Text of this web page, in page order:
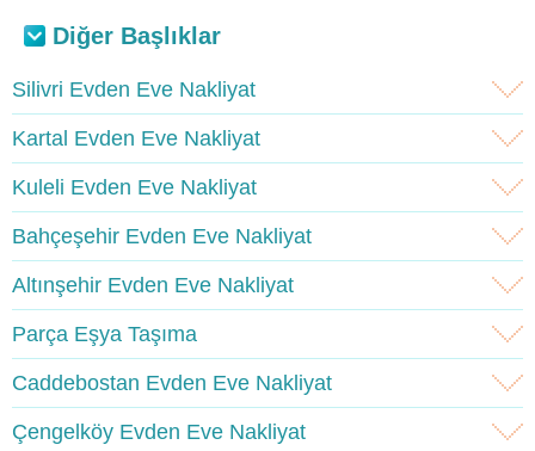
Diğer Başlıklar
Silivri Evden Eve Nakliyat
Kartal Evden Eve Nakliyat
Kuleli Evden Eve Nakliyat
Bahçeşehir Evden Eve Nakliyat
Altınşehir Evden Eve Nakliyat
Parça Eşya Taşıma
Caddebostan Evden Eve Nakliyat
Çengelköy Evden Eve Nakliyat